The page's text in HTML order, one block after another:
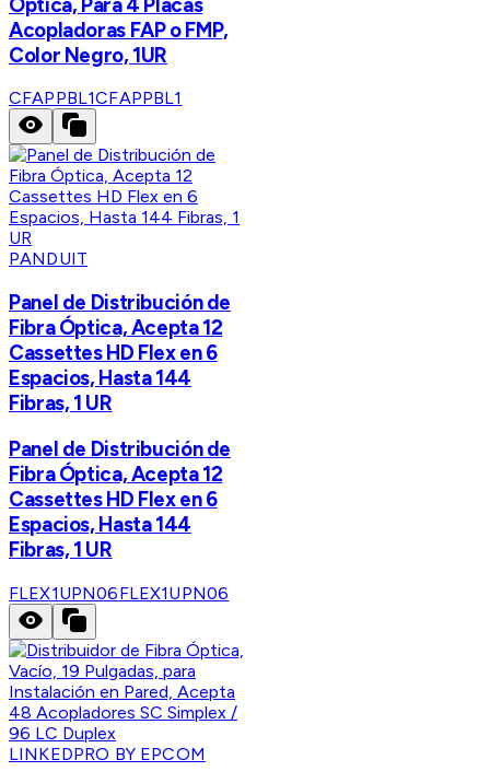
Acopladoras FAP o FMP,
Color Negro, 1UR
CFAPPBL1CFAPPBL1
PANDUIT
Panel de Distribución de
Fibra Óptica, Acepta 12
Cassettes HD Flex en 6
Espacios, Hasta 144
Fibras, 1 UR
Panel de Distribución de
Fibra Óptica, Acepta 12
Cassettes HD Flex en 6
Espacios, Hasta 144
Fibras, 1 UR
FLEX1UPN06FLEX1UPN06
LINKEDPRO BY EPCOM